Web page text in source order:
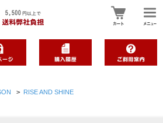
> RISE AND SHINE